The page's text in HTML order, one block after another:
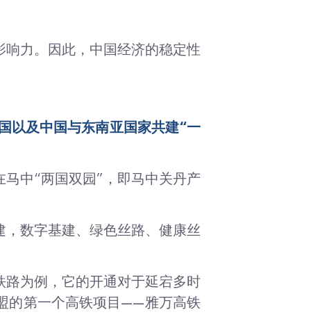
响力。因此，中国经济的稳定性
以及中国与东南亚国家共建“一
中“两国双园”，即马中关丹产
数字基建、绿色丝路、健康丝
为例，它的开通对于延宕多时
的第一个高铁项目——雅万高铁